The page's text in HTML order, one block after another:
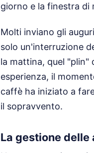
giorno e la finestra di
Molti inviano gli
solo un'interruzione
la mattina, quel "plin"
esperienza, il
caffè ha iniziato a
il sopravvento.
La gestione